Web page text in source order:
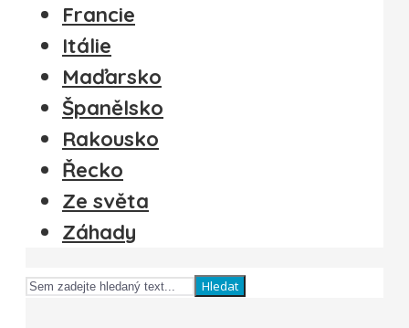
Francie
Itálie
Maďarsko
Španělsko
Rakousko
Řecko
Ze světa
Záhady
Hledat